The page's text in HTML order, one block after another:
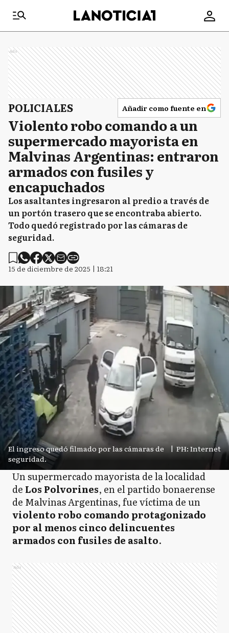
Ads
POLICIALES Añadir como fuente en
Violento robo comando a un
supermercado mayorista en
Malvinas Argentinas: entraron
armados con fusiles y
encapuchados
Los asaltantes ingresaron al predio a través de
un portón trasero que se encontraba abierto.
Todo quedó registrado por las cámaras de
seguridad.
15 de diciembre de 2025 | 18:21
El ingreso quedó filmado por las cámaras de
seguridad.
| PH: Internet
Un supermercado mayorista de la localidad
de Los Polvorines, en el partido bonaerense
de Malvinas Argentinas, fue víctima de un
violento robo comando protagonizado
por al menos cinco delincuentes
armados con fusiles de asalto.
Ads